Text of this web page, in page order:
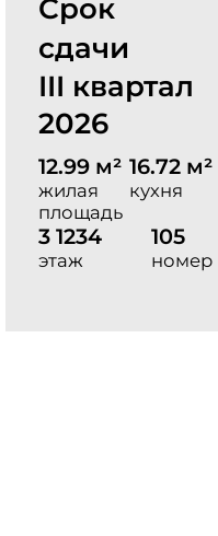
Срок
сдачи
III квартал
2026
12.99 м²
жилая
площадь
16.72 м²
кухня
3 1234
этаж
105
номер